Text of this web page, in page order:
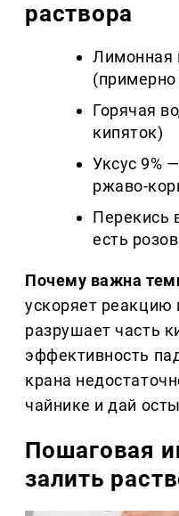
раствора
Лимонная
Горячая
кипяток)
Уксус 9%
ржаво-
Перекись
есть
Почему важна
ускоряет реакцию
разрушает часть
эффективность
крана
чайнике и дай
Пошаговая
залить